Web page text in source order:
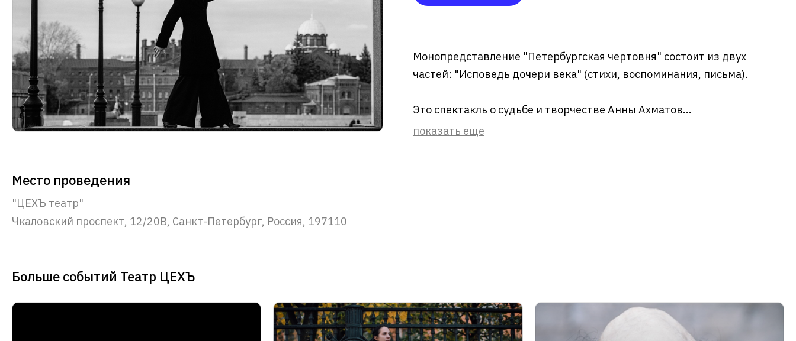
Монопредставление "Петербургская чертовня" состоит из двух
частей: "Исповедь дочери века" (стихи, воспоминания, письма).
Это спектакль о судьбе и творчестве Анны Ахматов...
показать еще
Место проведения
"ЦЕХЪ театр"
Чкаловский проспект, 12/20В, Санкт-Петербург, Россия, 197110
Больше событий Театр ЦЕХЪ